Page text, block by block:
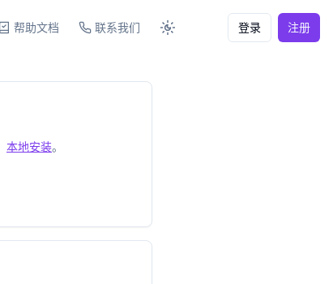
帮助文档 联系我们 登录 注册
本地安装。